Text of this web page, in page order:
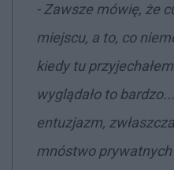
- Zawsze mówię, że
miejscu, a to, co
kiedy tu
wyglądało to
entuzjazm,
mnóstwo